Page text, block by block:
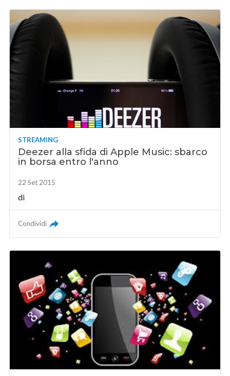
STREAMING
Deezer alla sfida di Apple Music: sbarco
in borsa entro l'anno
22 Set 2015
di
Condividi